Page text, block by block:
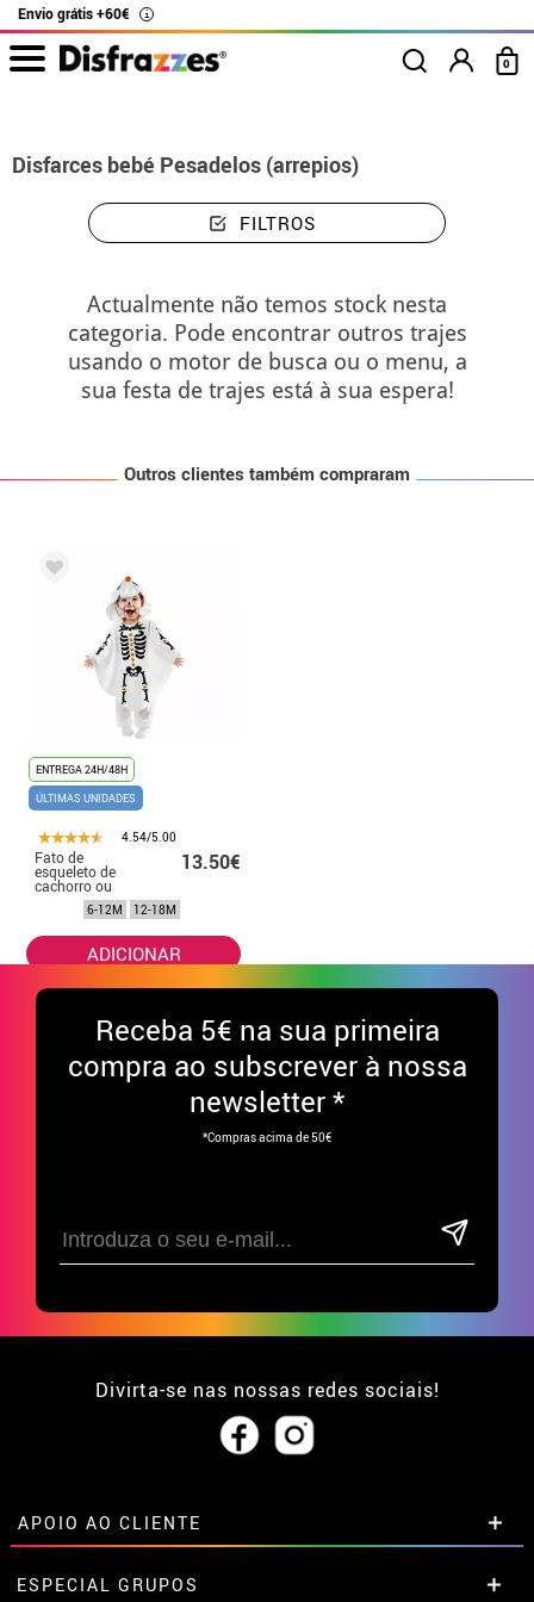
Envio grátis +60€ i
0
Disfarces bebé Pesadelos (arrepios)
FILTROS
Actualmente não temos stock nesta
categoria. Pode encontrar outros trajes
usando o motor de busca ou o menu, a
sua festa de trajes está à sua espera!
Outros clientes também compraram
ENTREGA 24H/48H
ÚLTIMAS UNIDADES
4.54/5.00
Fato de
esqueleto de
cachorro ou
poncho para
13.50€
6-12M 12-18M
ADICIONAR
Receba 5€ na sua primeira
compra ao subscrever à nossa
newsletter *
*Compras acima de 50€
Divirta-se nas nossas redes sociais!
APOIO AO CLIENTE
• Sobre nós
ESPECIAL GRUPOS